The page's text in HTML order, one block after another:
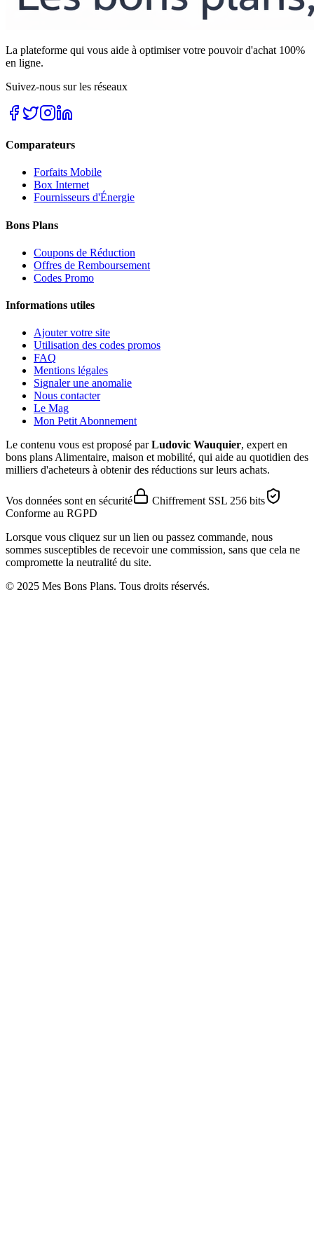
La plateforme qui vous aide à optimiser votre pouvoir d'achat 100%
en ligne.
Suivez-nous sur les réseaux
Comparateurs
Forfaits Mobile
Box Internet
Fournisseurs d'Énergie
Bons Plans
Coupons de Réduction
Offres de Remboursement
Codes Promo
Informations utiles
Ajouter votre site
Utilisation des codes promos
FAQ
Mentions légales
Signaler une anomalie
Nous contacter
Le Mag
Mon Petit Abonnement
Le contenu vous est proposé parLudovic Wauquier, expert en
bons plans Alimentaire, maison et mobilité, qui aide au quotidien des
milliers d'acheteurs à obtenir des réductions sur leurs achats.
Vos données sont en sécurité
Chiffrement SSL 256 bits
Conforme au RGPD
Lorsque vous cliquez sur un lien ou passez commande, nous
sommes susceptibles de recevoir une commission, sans que cela ne
compromette la neutralité du site.
© 2025 Mes Bons Plans. Tous droits réservés.